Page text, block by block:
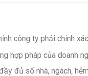
công ty phải chính
hợp pháp của doanh
đủ số nhà, ngách,